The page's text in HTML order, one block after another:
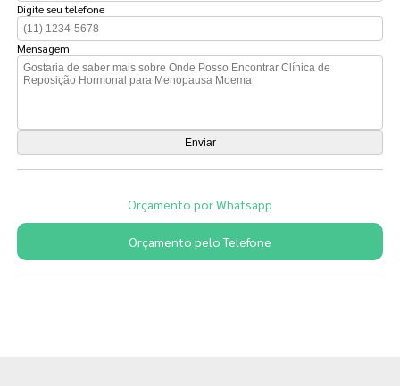
Digite seu telefone
Mensagem
Orçamento por Whatsapp
Orçamento pelo Telefone